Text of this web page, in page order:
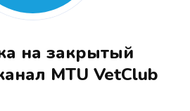
на закрытый
MTU VetClub